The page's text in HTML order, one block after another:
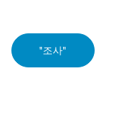
"조사"